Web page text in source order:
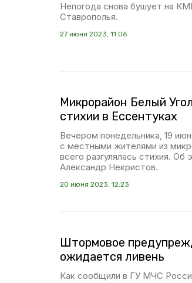
Непогода снова бушует на
Ставрополья.
27 июня 2023, 11:06
Микрорайон Белый
стихии в Ессентуках
Вечером понедельника, 19
с местными жителями из
всего разгулялась стихия.
Александр Некристов.
20 июня 2023, 12:23
Штормовое
ожидается ливень
Как сообщили в ГУ МЧС